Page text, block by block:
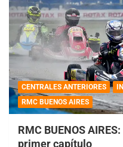
CENTRALES ANTERIORES
RMC BUENOS AIRES
RMC BUENOS
primer capítulo